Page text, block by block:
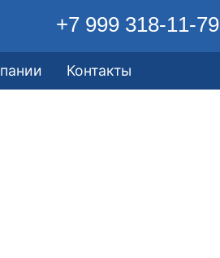
+7 999 318-11-79
Контакты